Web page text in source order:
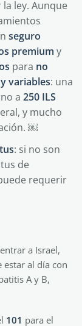
ley. Aunque
seguro
premium y
para no
variables: una
a 250 ILS
y mucho
￼
: si no son
de
requerir
a Israel,
estar al día con
A y B,
101 para el